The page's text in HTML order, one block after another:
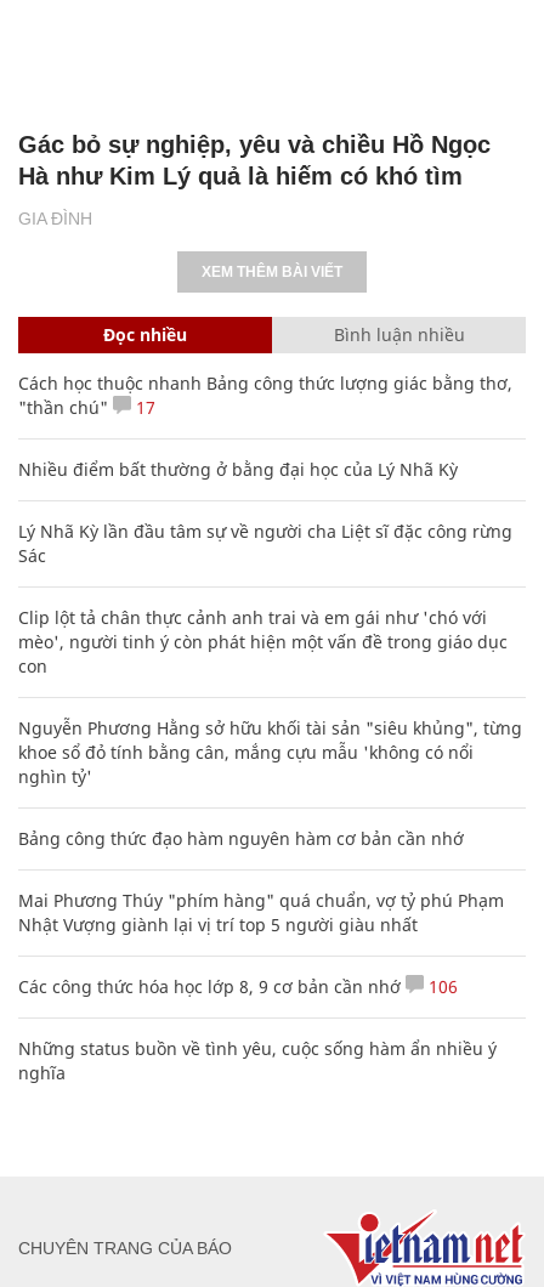
GIA ĐÌNH
Gác bỏ sự nghiệp, yêu và chiều Hồ Ngọc
Hà như Kim Lý quả là hiếm có khó tìm
XEM THÊM BÀI VIẾT
Đọc nhiều Bình luận nhiều
Cách học thuộc nhanh Bảng công thức lượng giác bằng thơ,
"thần chú"
17
Nhiều điểm bất thường ở bằng đại học của Lý Nhã Kỳ
Lý Nhã Kỳ lần đầu tâm sự về người cha Liệt sĩ đặc công rừng
Sác
Clip lột tả chân thực cảnh anh trai và em gái như 'chó với
mèo', người tinh ý còn phát hiện một vấn đề trong giáo dục
con
Nguyễn Phương Hằng sở hữu khối tài sản "siêu khủng", từng
khoe sổ đỏ tính bằng cân, mắng cựu mẫu 'không có nổi
nghìn tỷ'
Bảng công thức đạo hàm nguyên hàm cơ bản cần nhớ
Mai Phương Thúy "phím hàng" quá chuẩn, vợ tỷ phú Phạm
Nhật Vượng giành lại vị trí top 5 người giàu nhất
Các công thức hóa học lớp 8, 9 cơ bản cần nhớ 106
Những status buồn về tình yêu, cuộc sống hàm ẩn nhiều ý
nghĩa
CHUYÊN TRANG CỦA BÁO